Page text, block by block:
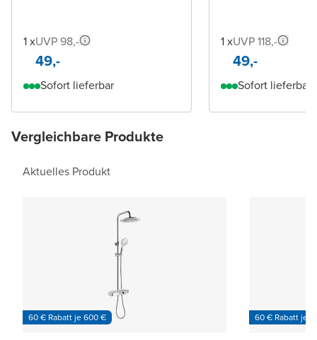
1 xUVP 98,-
49,-
Sofort lieferbar
1 xUVP 118,-
49,-
Sofort lieferbar
Vergleichbare Produkte
Aktuelles Produkt
60 € Rabatt je 600 € 60 € Rabatt je